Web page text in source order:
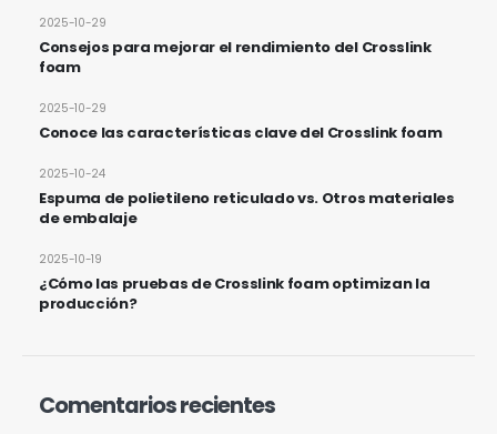
Consejos para mejorar el rendimiento del Crosslink
foam
2025-10-29
Conoce las características clave del Crosslink foam
2025-10-29
Espuma de polietileno reticulado vs. Otros materiales
de embalaje
2025-10-24
¿Cómo las pruebas de Crosslink foam optimizan la
producción?
2025-10-19
Comentarios recientes